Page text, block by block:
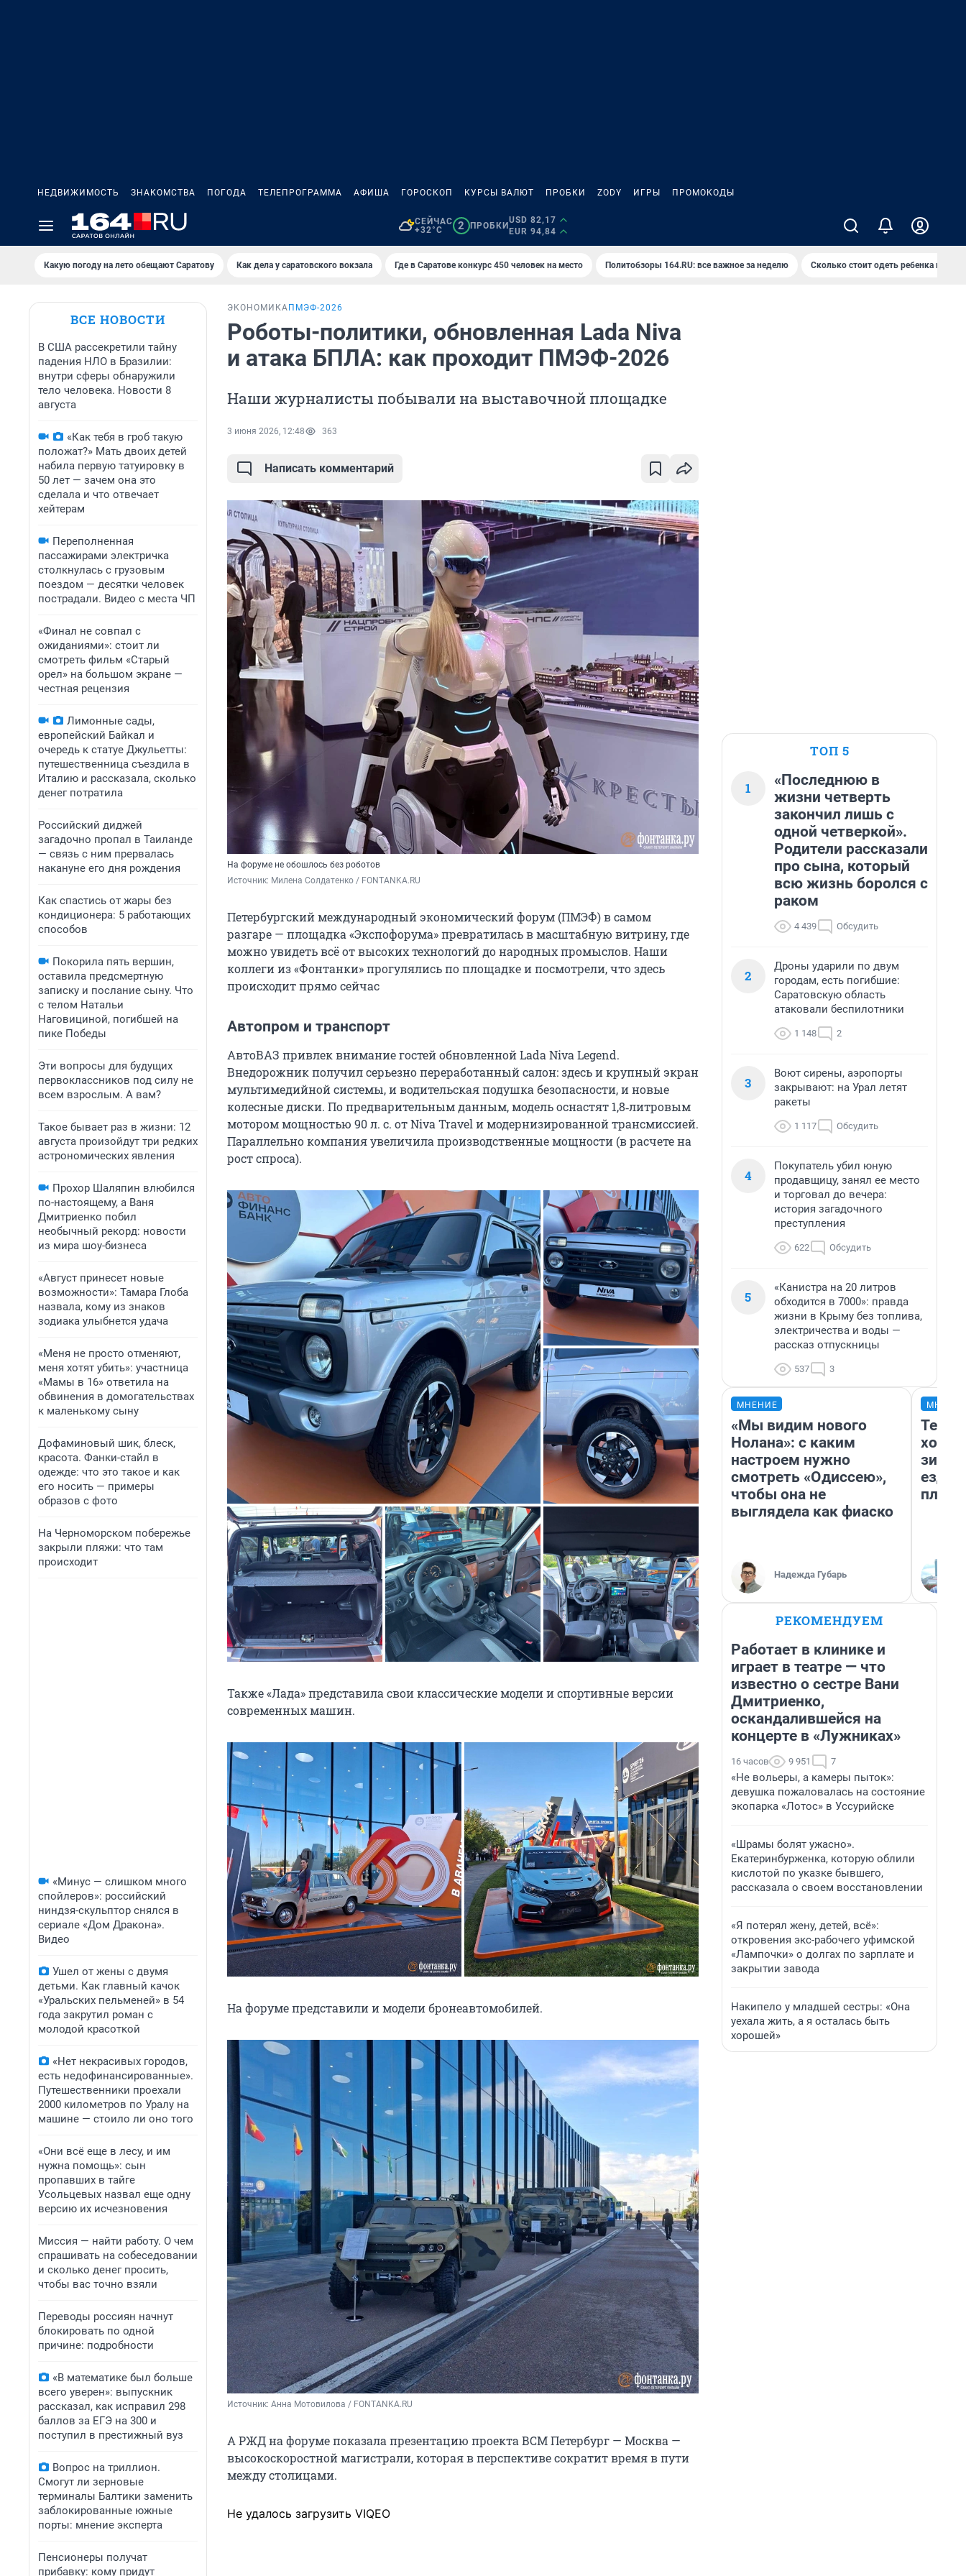
НЕДВИЖИМОСТЬ ЗНАКОМСТВА ПОГОДА ТЕЛЕПРОГРАММА АФИША ГОРОСКОП КУРСЫ ВАЛЮТ ПРОБКИ ZODY ИГРЫ ПРОМОКОДЫ
СЕЙЧАС
+32°C
2 ПРОБКИ
USD 82,17
EUR 94,84
Какую погоду на лето обещают Саратову Как дела у саратовского вокзала Где в Саратове конкурс 450 человек на место Политобзоры 164.RU: все важное за неделю Сколько стоит одеть ребенка на
ВСЕ НОВОСТИ
В США рассекретили тайну
падения НЛО в Бразилии:
внутри сферы обнаружили
тело человека. Новости 8
августа
«Как тебя в гроб такую
положат?» Мать двоих детей
набила первую татуировку в
50 лет — зачем она это
сделала и что отвечает
хейтерам
Переполненная
пассажирами электричка
столкнулась с грузовым
поездом — десятки человек
пострадали. Видео с места ЧП
«Финал не совпал с
ожиданиями»: стоит ли
смотреть фильм «Старый
орел» на большом экране —
честная рецензия
Лимонные сады,
европейский Байкал и
очередь к статуе Джульетты:
путешественница съездила в
Италию и рассказала, сколько
денег потратила
Российский диджей
загадочно пропал в Таиланде
— связь с ним прервалась
накануне его дня рождения
Как спастись от жары без
кондиционера: 5 работающих
способов
Покорила пять вершин,
оставила предсмертную
записку и послание сыну. Что
с телом Натальи
Наговициной, погибшей на
пике Победы
Эти вопросы для будущих
первоклассников под силу не
всем взрослым. А вам?
Такое бывает раз в жизни: 12
августа произойдут три редких
астрономических явления
Прохор Шаляпин влюбился
по-настоящему, а Ваня
Дмитриенко побил
необычный рекорд: новости
из мира шоу-бизнеса
«Август принесет новые
возможности»: Тамара Глоба
назвала, кому из знаков
зодиака улыбнется удача
«Меня не просто отменяют,
меня хотят убить»: участница
«Мамы в 16» ответила на
обвинения в домогательствах
к маленькому сыну
Дофаминовый шик, блеск,
красота. Фанки-стайл в
одежде: что это такое и как
его носить — примеры
образов с фото
На Черноморском побережье
закрыли пляжи: что там
происходит
«Минус — слишком много
спойлеров»: российский
ниндзя-скульптор снялся в
сериале «Дом Дракона».
Видео
Ушел от жены с двумя
детьми. Как главный качок
«Уральских пельменей» в 54
года закрутил роман с
молодой красоткой
«Нет некрасивых городов,
есть недофинансированные».
Путешественники проехали
2000 километров по Уралу на
машине — стоило ли оно того
«Они всё еще в лесу, и им
нужна помощь»: сын
пропавших в тайге
Усольцевых назвал еще одну
версию их исчезновения
Миссия — найти работу. О чем
спрашивать на собеседовании
и сколько денег просить,
чтобы вас точно взяли
Переводы россиян начнут
блокировать по одной
причине: подробности
«В математике был больше
всего уверен»: выпускник
рассказал, как исправил 298
баллов за ЕГЭ на 300 и
поступил в престижный вуз
Вопрос на триллион.
Смогут ли зерновые
терминалы Балтики заменить
заблокированные южные
порты: мнение эксперта
Пенсионеры получат
прибавку: кому придут
ЭКОНОМИКА ПМЭФ-2026
Роботы-политики, обновленная Lada Niva
и атака БПЛА: как проходит ПМЭФ-2026
Наши журналисты побывали на выставочной площадке
3 июня 2026, 12:48 363
Написать комментарий
На форуме не обошлось без роботов
Источник: Милена Солдатенко / FONTANKA.RU
Петербургский международный экономический форум (ПМЭФ) в самом
разгаре — площадка «Экспофорума» превратилась в масштабную витрину, где
можно увидеть всё от высоких технологий до народных промыслов. Наши
коллеги из «Фонтанки» прогулялись по площадке и посмотрели, что здесь
происходит прямо сейчас
Автопром и транспорт
АвтоВАЗ привлек внимание гостей обновленной Lada Niva Legend.
Внедорожник получил серьезно переработанный салон: здесь и крупный экран
мультимедийной системы, и водительская подушка безопасности, и новые
колесные диски. По предварительным данным, модель оснастят 1,8‑литровым
мотором мощностью 90 л. с. от Niva Travel и модернизированной трансмиссией.
Параллельно компания увеличила производственные мощности (в расчете на
рост спроса).
Также «Лада» представила свои классические модели и спортивные версии
современных машин.
На форуме представили и моделибронеавтомобилей.
Источник: Анна Мотовилова / FONTANKA.RU
А РЖД на форуме показала презентацию проекта ВСМ Петербург — Москва —
высокоскоростной магистрали, которая в перспективе сократит время в пути
между столицами.
Не удалось загрузить VIQEO
ТОП 5
1
«Последнюю в
жизни четверть
закончил лишь с
одной четверкой».
Родители рассказали
про сына, который
всю жизнь боролся с
раком
4 439 Обсудить
2
Дроны ударили по двум
городам, есть погибшие:
Саратовскую область
атаковали беспилотники
1 148 2
3
Воют сирены, аэропорты
закрывают: на Урал летят
ракеты
1 117 Обсудить
4
Покупатель убил юную
продавщицу, занял ее место
и торговал до вечера:
история загадочного
преступления
622 Обсудить
5
«Канистра на 20 литров
обходится в 7000»: правда
жизни в Крыму без топлива,
электричества и воды —
рассказ отпускницы
537 3
МНЕНИЕ
«Мы видим нового
Нолана»: с каким
настроем нужно
смотреть «Одиссею»,
чтобы она не
выглядела как фиаско
Надежда Губарь
ездит
РЕКОМЕНДУЕМ
Работает в клинике и
играет в театре — что
известно о сестре Вани
Дмитриенко,
оскандалившейся на
концерте в «Лужниках»
16 часов 9 951 7
«Не вольеры, а камеры пыток»:
девушка пожаловалась на состояние
экопарка «Лотос» в Уссурийске
«Шрамы болят ужасно».
Екатеринбурженка, которую облили
кислотой по указке бывшего,
рассказала о своем восстановлении
«Я потерял жену, детей, всё»:
откровения экс-рабочего уфимской
«Лампочки» о долгах по зарплате и
закрытии завода
Накипело у младшей сестры: «Она
уехала жить, а я осталась быть
хорошей»